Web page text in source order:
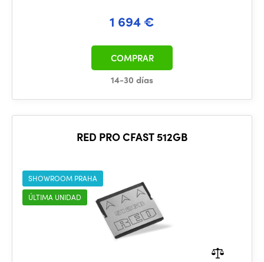
1 694 €
14-30 días
COMPRAR
RED PRO CFAST 512GB
SHOWROOM PRAHA
ÚLTIMA UNIDAD